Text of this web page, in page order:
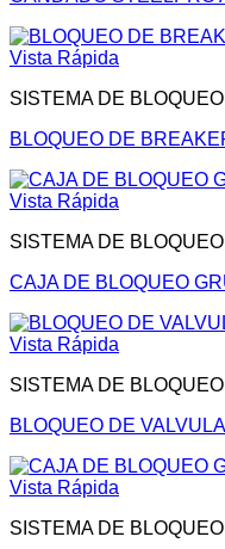
Vista Rápida
SISTEMA DE BLOQUEO
BLOQUEO DE
Vista Rápida
SISTEMA DE BLOQUEO
CAJA DE BLOQUEO
Vista Rápida
SISTEMA DE BLOQUEO
BLOQUEO DE
Vista Rápida
SISTEMA DE BLOQUEO